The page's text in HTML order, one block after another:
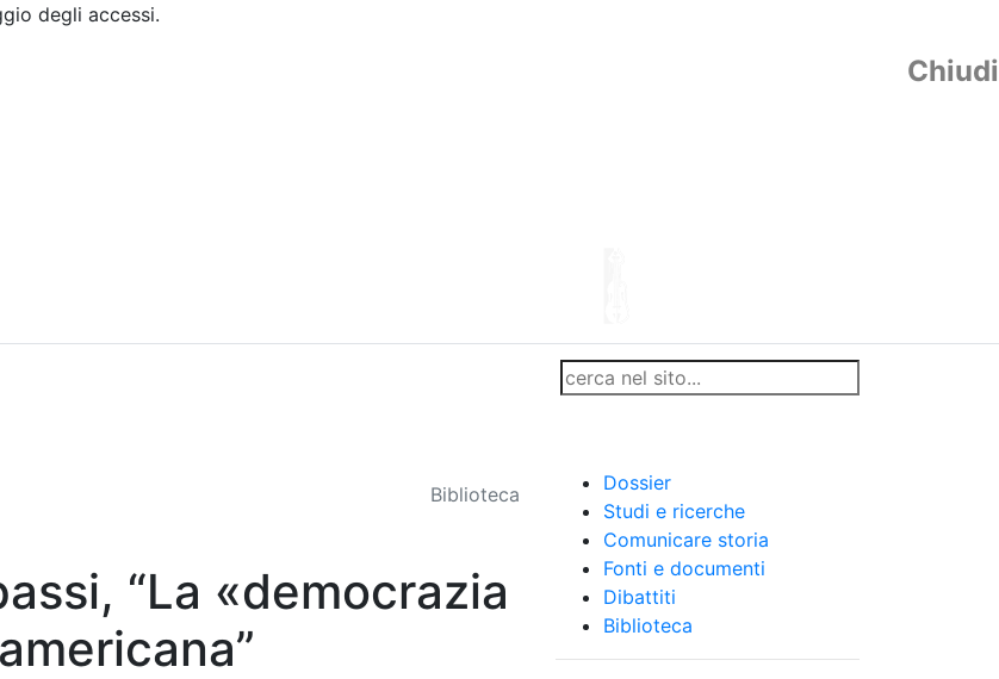
degli accessi.
Chiudi
Biblioteca
“La «democrazia
Dossier
Studi e ricerche
Comunicare storia
Fonti e documenti
Dibattiti
Biblioteca